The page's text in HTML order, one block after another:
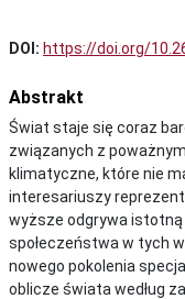
DOI: https://doi.org/
Abstrakt
Świat staje się coraz
związanych z
klimatyczne, które nie
interesariuszy
wyższe odgrywa istotną
społeczeństwa w tych
nowego pokolenia
oblicze świata według